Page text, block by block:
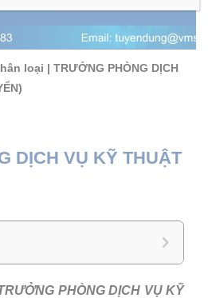
loại | TRƯỞNG PHÒNG DỊCH
DỊCH VỤ KỸ THUẬT
PHÒNG DỊCH VỤ KỸ